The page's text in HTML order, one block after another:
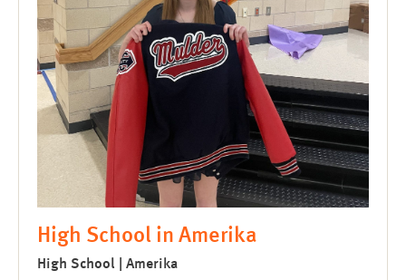
High School in Amerika
High School | Amerika